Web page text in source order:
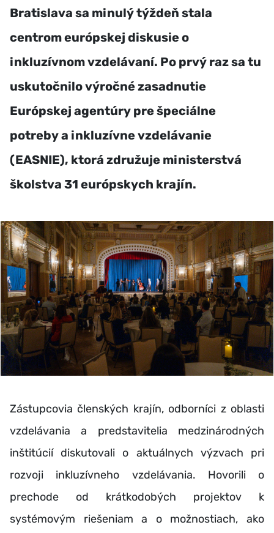
Bratislava sa minulý týždeň stala
centrom európskej diskusie o
inkluzívnom vzdelávaní. Po prvý raz sa tu
uskutočnilo výročné zasadnutie
Európskej agentúry pre špeciálne
potreby a inkluzívne vzdelávanie
(EASNIE), ktorá združuje ministerstvá
školstva 31 európskych krajín.
Zástupcovia členských krajín, odborníci z oblasti
vzdelávania a predstavitelia medzinárodných
inštitúcií diskutovali o aktuálnych výzvach pri
rozvoji inkluzívneho vzdelávania. Hovorili o
prechode od krátkodobých projektov k
systémovým riešeniam a o možnostiach, ako